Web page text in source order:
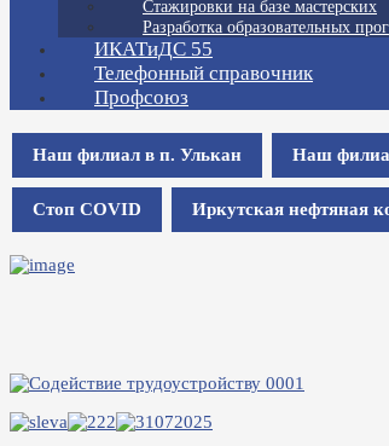
Стажировки на базе мастерских
Разработка образовательных
ИКАТиДС 55
Телефонный справочник
Профсоюз
Наш филиал в п. Улькан Наш
Стоп COVID Иркутская нефтяная